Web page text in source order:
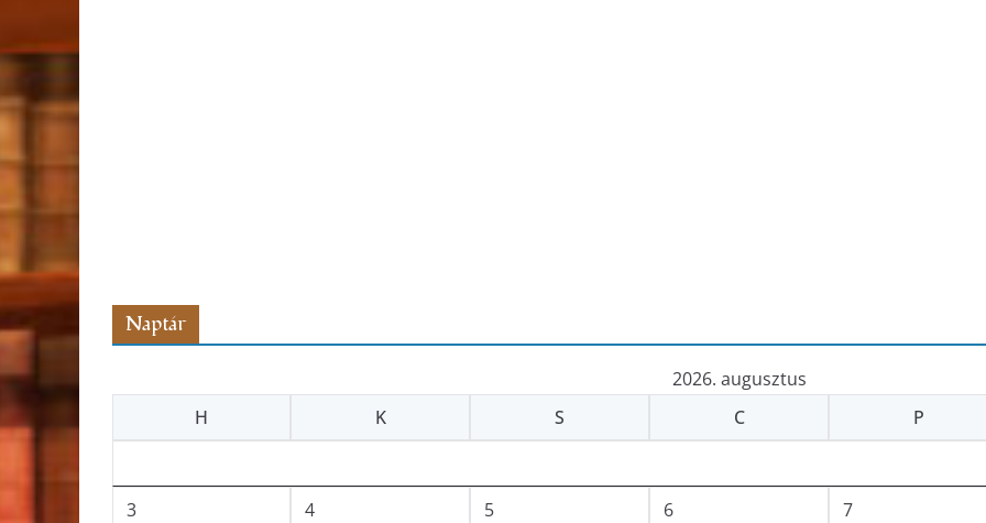
Naptár
2026. augusztus
H
K S C P
3
4 5 6 7